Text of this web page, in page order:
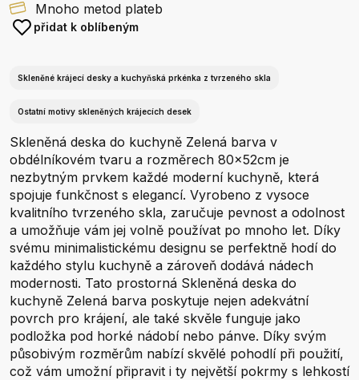
Mnoho metod plateb
přidat k oblíbeným
Skleněné krájecí desky a kuchyňská prkénka z tvrzeného skla
Ostatní motivy skleněných krájecích desek
Skleněná deska do kuchyně Zelená barva v
obdélníkovém tvaru a rozměrech 80x52cm je
nezbytným prvkem každé moderní kuchyně, která
spojuje funkčnost s elegancí. Vyrobeno z vysoce
kvalitního tvrzeného skla, zaručuje pevnost a odolnost
a umožňuje vám jej volně používat po mnoho let. Díky
svému minimalistickému designu se perfektně hodí do
každého stylu kuchyně a zároveň dodává nádech
modernosti. Tato prostorná Skleněná deska do
kuchyně Zelená barva poskytuje nejen adekvátní
povrch pro krájení, ale také skvěle funguje jako
podložka pod horké nádobí nebo pánve. Díky svým
působivým rozměrům nabízí skvělé pohodlí při použití,
což vám umožní připravit i ty největší pokrmy s lehkostí